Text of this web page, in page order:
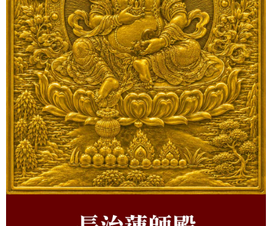
「AFTEE先享後付」，若未經同意申辦者引起之損失，本公司不負相關責
任。
４．使用「AFTEE先享後付」時，將依據個別帳號之用戶狀況，依本公司即
時審查核予不同之上限額度；若仍有額度不足之情形，本公司將視審查結果
請求用戶進行身份認證。
５．嚴禁一人註冊多個帳號或使用他人資訊註冊。若發現惡意使用之情形，
恩沛科技股份有限公司將有權停止該用戶之使用額度並採取法律行動。